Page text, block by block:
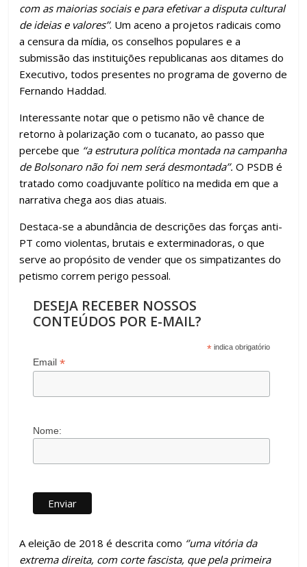
com as maiorias sociais e para efetivar a disputa cultural
de ideias e valores’’. Um aceno a projetos radicais como
a censura da mídia, os conselhos populares e a
submissão das instituições republicanas aos ditames do
Executivo, todos presentes no programa de governo de
Fernando Haddad.
Interessante notar que o petismo não vê chance de
retorno à polarização com o tucanato, ao passo que
percebe que ‘‘a estrutura política montada na campanha
de Bolsonaro não foi nem será desmontada’’.O PSDB é
tratado como coadjuvante político na medida em que a
narrativa chega aos dias atuais.
Destaca-se a abundância de descrições das forças anti-
PT como violentas, brutais e exterminadoras, o que
serve ao propósito de vender que os simpatizantes do
petismo correm perigo pessoal.
DESEJA RECEBER NOSSOS
CONTEÚDOS POR E-MAIL?
* indica obrigatório
Email*
Nome:
A eleição de 2018 é descrita como ‘’uma vitória da
extrema direita, com corte fascista, que pela primeira